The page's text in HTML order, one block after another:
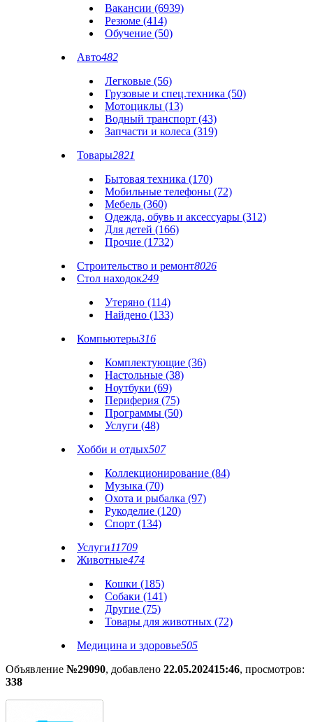
Вакансии (6939)
Резюме (414)
Обучение (50)
Авто482
Легковые (56)
Грузовые и спец.техника (50)
Мотоциклы (13)
Водный транспорт (43)
Запчасти и колеса (319)
Товары2821
Бытовая техника (170)
Мобильные телефоны (72)
Мебель (360)
Одежда, обувь и аксессуары (312)
Для детей (166)
Прочие (1732)
Строительство и ремонт8026
Стол находок249
Утеряно (114)
Найдено (133)
Компьютеры316
Комплектующие (36)
Настольные (38)
Ноутбуки (69)
Периферия (75)
Программы (50)
Услуги (48)
Хобби и отдых507
Коллекционирование (84)
Музыка (70)
Охота и рыбалка (97)
Рукоделие (120)
Спорт (134)
Услуги11709
Животные474
Кошки (185)
Собаки (141)
Другие (75)
Товары для животных (72)
Медицина и здоровье505
Объявление №29090, добавлено 22.05.202415:46, просмотров:
338